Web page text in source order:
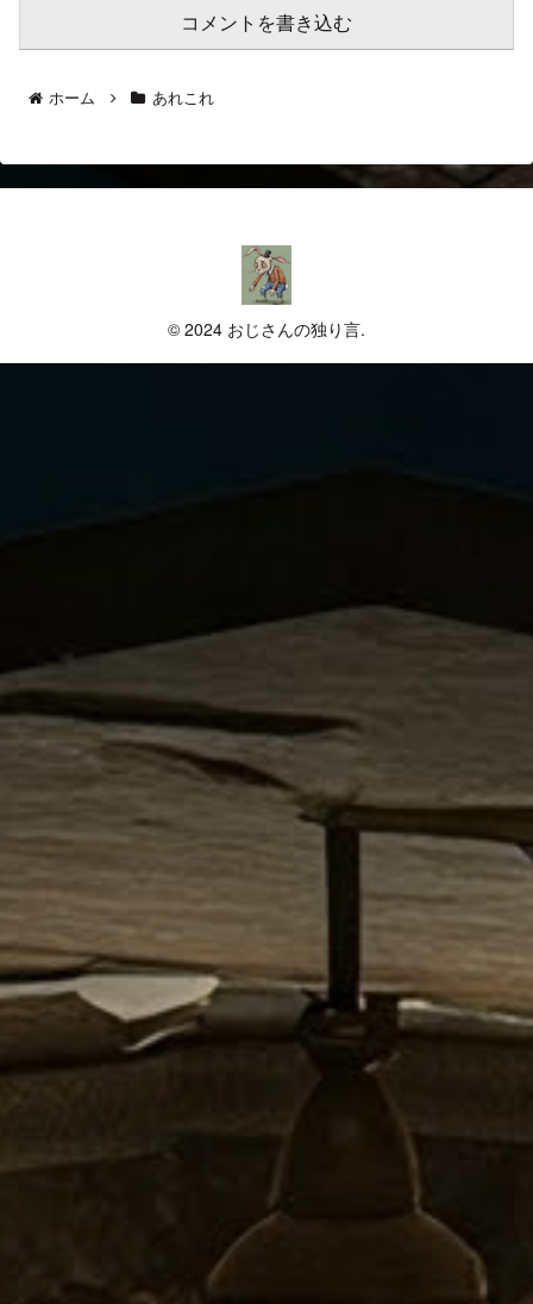
コメントを書き込む
ホーム あれこれ
© 2024 おじさんの独り言.